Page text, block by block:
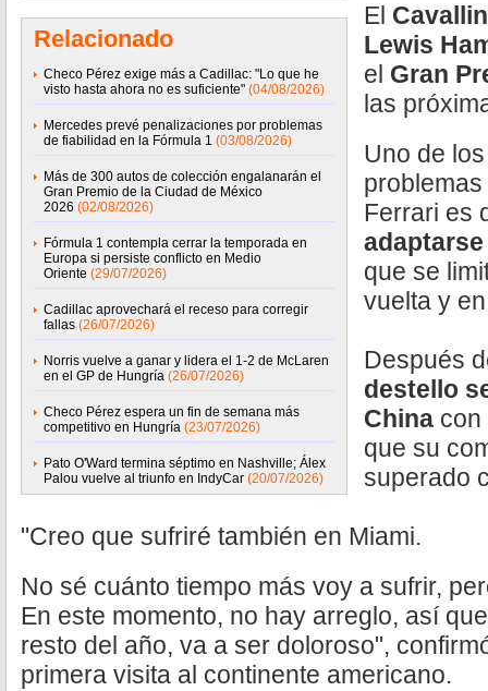
Relacionado
Checo Pérez exige más a Cadillac: "Lo que he
visto hasta ahora no es suficiente" (04/08/2026)
Mercedes prevé penalizaciones por problemas
de fiabilidad en la Fórmula 1 (03/08/2026)
Más de 300 autos de colección engalanarán el
Gran Premio de la Ciudad de México
2026 (02/08/2026)
Fórmula 1 contempla cerrar la temporada en
Europa si persiste conflicto en Medio
Oriente (29/07/2026)
Cadillac aprovechará el receso para corregir
fallas (26/07/2026)
Norris vuelve a ganar y lidera el 1-2 de McLaren
en el GP de Hungría (26/07/2026)
Checo Pérez espera un fin de semana más
competitivo en Hungría (23/07/2026)
Pato O'Ward termina séptimo en Nashville; Álex
Palou vuelve al triunfo en IndyCar (20/07/2026)
El
Lewis
el Gran
las
Uno de
Ferrari es
que se
vuelta y
Después
destello
China con
que su
superado
"Creo que sufriré también en Miami.
No sé cuánto tiempo más voy a sufrir,
En este momento, no hay arreglo, así
resto del año, va a ser doloroso",
primera visita al continente americano.